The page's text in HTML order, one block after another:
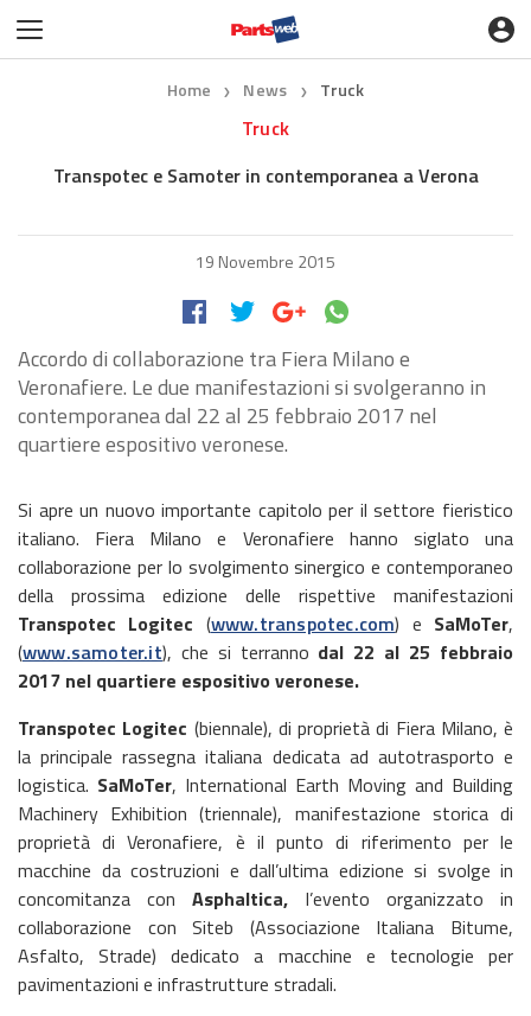
Home ❯ News ❯ Truck
Truck
Transpotec e Samoter in contemporanea a Verona
19 Novembre 2015
Accordo di collaborazione tra Fiera Milano e
Veronafiere. Le due manifestazioni si svolgeranno in
contemporanea dal 22 al 25 febbraio 2017 nel
quartiere espositivo veronese.
Si apre un nuovo importante capitolo per il settore fieristico
italiano. Fiera Milano e Veronafiere hanno siglato una
collaborazione per lo svolgimento sinergico e contemporaneo
della prossima edizione delle rispettive manifestazioni
Transpotec Logitec (www.transpotec.com) e SaMoTer,
(www.samoter.it), che si terranno dal 22 al 25 febbraio
2017 nel quartiere espositivo veronese.
Transpotec Logitec (biennale), di proprietà di Fiera Milano, è
la principale rassegna italiana dedicata ad autotrasporto e
logistica. SaMoTer, International Earth Moving and Building
Machinery Exhibition (triennale), manifestazione storica di
proprietà di Veronafiere, è il punto di riferimento per le
macchine da costruzioni e dall’ultima edizione si svolge in
concomitanza conAsphaltica, l’evento organizzato in
collaborazione con Siteb (Associazione Italiana Bitume,
Asfalto, Strade) dedicato a macchine e tecnologie per
pavimentazioni e infrastrutture stradali.